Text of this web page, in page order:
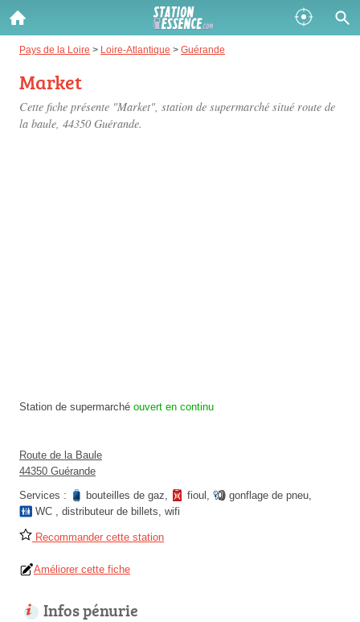
Pays de la Loire > Loire-Atlantique > Guérande
Market
Cette fiche présente "Market", station de supermarché situé route de
la baule, 44350 Guérande.
Station de supermarché ouvert en continu
Route de la Baule
44350 Guérande
Services :
bouteilles de gaz, fioul , gonflage de pneu,
WC , distributeur de billets, wifi
Recommander cette station
Améliorer cette fiche
Infos pénurie
Gazole :
SP 98 :